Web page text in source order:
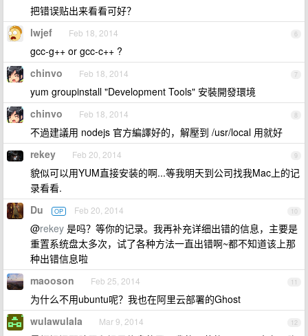
把错误贴出来看看可好？
6
lwjef Feb 18, 2014
gcc-g++ or gcc-c++ ?
7
chinvo Feb 18, 2014
yum groupinstall "Development Tools" 安裝開發環境
8
chinvo Feb 18, 2014
不過建議用 nodejs 官方編譯好的，解壓到 /usr/local 用就好
9
rekey Feb 20, 2014
貌似可以用YUM直接安装的啊...等我明天到公司找我Mac上的记
录看看.
10
Du OP Feb 20, 2014
@rekey 是吗？等你的记录。我再补充详细出错的信息，主要是
重置系统盘太多次，试了各种方法一直出错啊~都不知道该上那
种出错信息啦
11
maooson Feb 25, 2014
为什么不用ubuntu呢？我也在阿里云部署的Ghost
12
wulawulala Mar 9, 2014